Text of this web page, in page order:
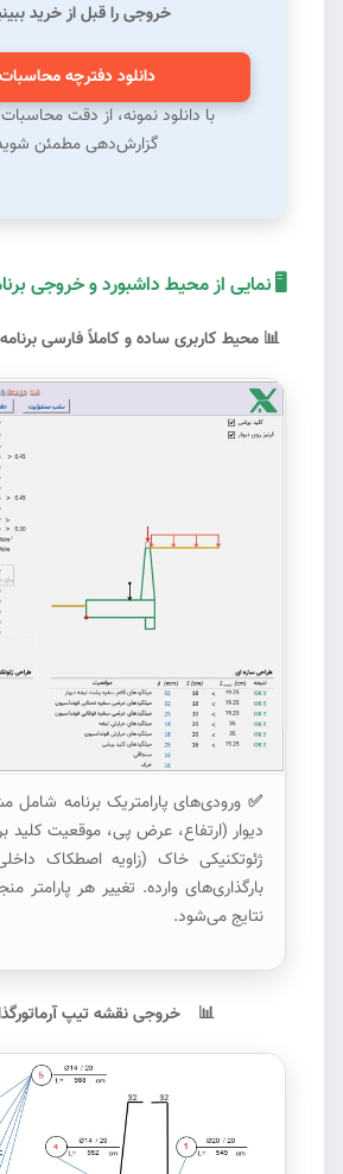
خروجی را قبل از خرید
دانلود دفترچه محاسبات
با دانلود نمونه، از دقت
گزارش‌دهی مطمئن
🖥️نمایی از محیط داشبورد و خروجی
📊 محیط کاربری ساده و کاملاً فارسی
✅ ورودی‌های پارامتریک برنامه
دیوار (ارتفاع، عرض پی، موقعیت
ژئوتکنیکی خاک (زاویه اصطکاک
بارگذاری‌های وارده. تغییر هر پارامتر
نتایج می‌شود.
📊 خروجی نقشه تیپ